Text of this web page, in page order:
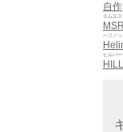
自作
MSR
エムエ
ヘリノッ
ヒルバー